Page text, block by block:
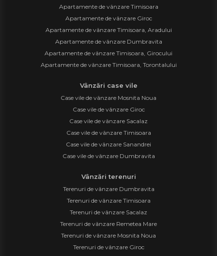
Apartamente de vânzare Timisoara
Apartamente de vânzare Giroc
Apartamente de vânzare Timisoara, Aradului
Apartamente de vânzare Dumbravita
Apartamente de vânzare Timisoara, Girocului
Apartamente de vânzare Timisoara, Torontalului
Vânzări case vile
Case vile de vânzare Mosnita Noua
Case vile de vânzare Giroc
Case vile de vânzare Sacalaz
Case vile de vânzare Timisoara
Case vile de vânzare Sanandrei
Case vile de vânzare Dumbravita
Vânzări terenuri
Terenuri de vânzare Dumbravita
Terenuri de vânzare Timisoara
Terenuri de vânzare Sacalaz
Terenuri de vânzare Remetea Mare
Terenuri de vânzare Mosnita Noua
Terenuri de vânzare Giroc